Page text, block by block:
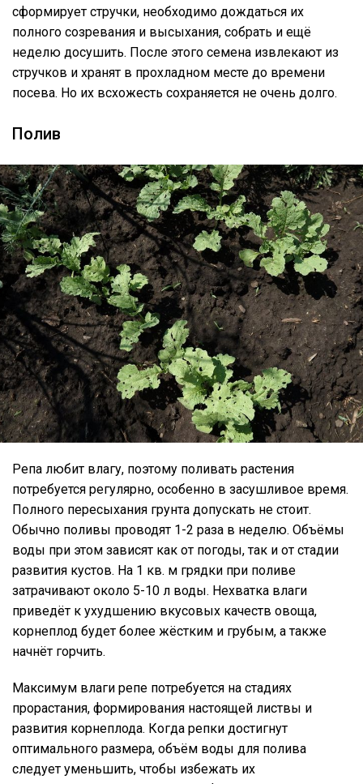
сформирует стручки, необходимо дождаться их
полного созревания и высыхания, собрать и ещё
неделю досушить. После этого семена извлекают из
стручков и хранят в прохладном месте до времени
посева. Но их всхожесть сохраняется не очень долго.
Полив
Репа любит влагу, поэтому поливать растения
потребуется регулярно, особенно в засушливое время.
Полного пересыхания грунта допускать не стоит.
Обычно поливы проводят 1-2 раза в неделю. Объёмы
воды при этом зависят как от погоды, так и от стадии
развития кустов. На 1 кв. м грядки при поливе
затрачивают около 5-10 л воды. Нехватка влаги
приведёт к ухудшению вкусовых качеств овоща,
корнеплод будет более жёстким и грубым, а также
начнёт горчить.
Максимум влаги репе потребуется на стадиях
прорастания, формирования настоящей листвы и
развития корнеплода. Когда репки достигнут
оптимального размера, объём воды для полива
следует уменьшить, чтобы избежать их